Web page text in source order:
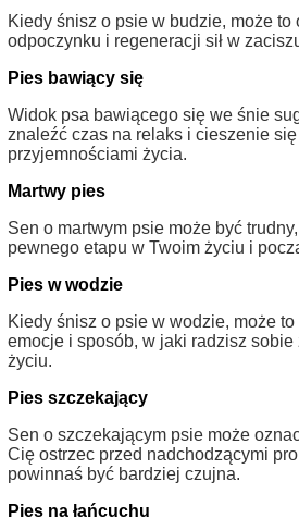
Kiedy śnisz o psie w budzie, może to
odpoczynku i regeneracji sił w
Pies bawiący się
Widok psa bawiącego się we śnie
znaleźć czas na relaks i cieszenie
przyjemnościami życia.
Martwy pies
Sen o martwym psie może być
pewnego etapu w Twoim życiu i
Pies w wodzie
Kiedy śnisz o psie w wodzie, może
emocje i sposób, w jaki radzisz
życiu.
Pies szczekający
Sen o szczekającym psie może
Cię ostrzec przed nadchodzącymi
powinnaś być bardziej czujna.
Pies na łańcuchu